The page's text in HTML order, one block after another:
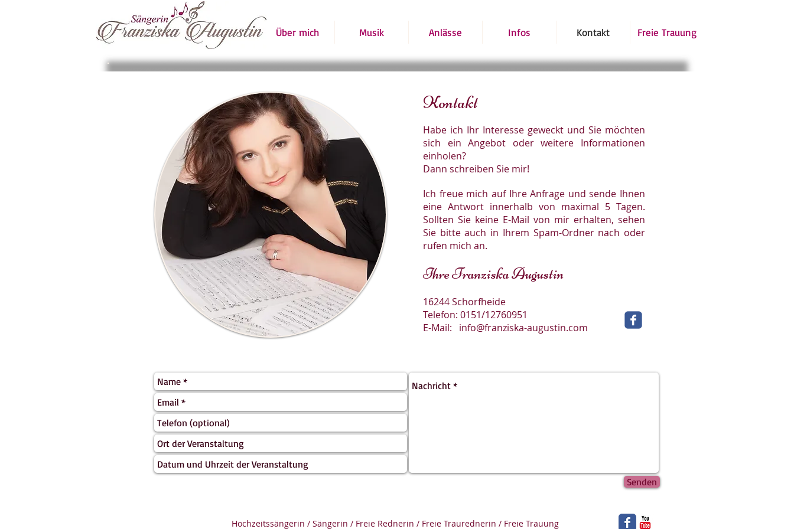
Über mich Musik Anlässe Infos Kontakt Freie Trauung
Kontakt
Habe ich Ihr Interesse geweckt und Sie möchten
sich ein Angebot oder weitere Informationen
einholen?
Dann schreiben Sie mir!
Ich freue mich auf Ihre Anfrage und sende Ihnen
eine Antwort innerhalb von maximal 5 Tagen.
Sollten Sie keine E-Mail von mir erhalten, sehen
Sie bitte auch in Ihrem Spam-Ordner nach oder
rufen mich an.
Ihre Franziska Augustin
16244 Schorfheide
Telefon: 0151/12760951
E-Mail: info@franziska-augustin.com
Senden
Hochzeitssängerin / Sängerin / Freie Rednerin / Freie Traurednerin / Freie Trauung